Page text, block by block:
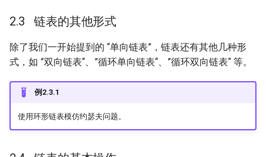
链表的其他形式
除了我们一开始提到的 “单向链表”，链表还有其他几种形
式，如 ”双向链表“、”循环单向链表“、”循环双向链表“ 等。
例2.3.1
使用环形链表模仿约瑟夫问题。